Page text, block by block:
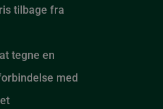
tilbage fra
tegne en
med